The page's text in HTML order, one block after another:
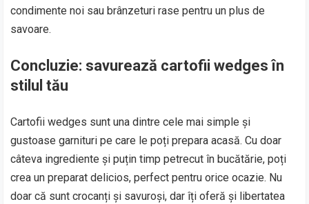
condimente noi sau brânzeturi rase pentru un plus de
savoare.
Concluzie: savurează cartofii wedges în
stilul tău
Cartofii wedges sunt una dintre cele mai simple și
gustoase garnituri pe care le poți prepara acasă. Cu doar
câteva ingrediente și puțin timp petrecut în bucătărie, poți
crea un preparat delicios, perfect pentru orice ocazie. Nu
doar că sunt crocanți și savuroși, dar îți oferă și libertatea